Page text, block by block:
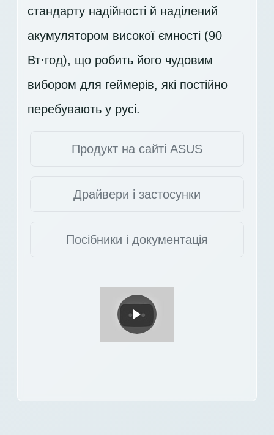
стандарту надійності й наділений
акумулятором високої ємності (90
Вт·год), що робить його чудовим
вибором для геймерів, які постійно
перебувають у русі.
Продукт на сайті ASUS
Драйвери і застосунки
Посібники і документація